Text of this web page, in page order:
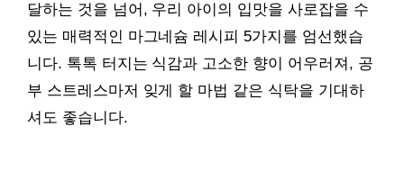
달하는 것을 넘어, 우리 아이의 입맛을 사로잡을 수
있는 매력적인 마그네슘 레시피 5가지를 엄선했습
니다. 톡톡 터지는 식감과 고소한 향이 어우러져, 공
부 스트레스마저 잊게 할 마법 같은 식탁을 기대하
셔도 좋습니다.